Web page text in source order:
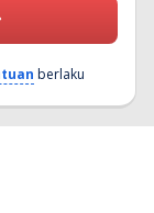
berlaku